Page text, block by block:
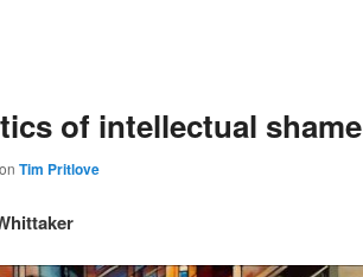
of intellectual shame
Tim Pritlove